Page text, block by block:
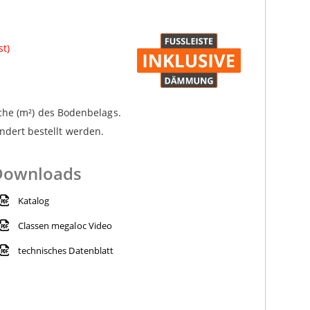
(m²) des Bodenbelags.
bestellt werden.
Katalog
Classen megaloc Video
technisches Datenblatt